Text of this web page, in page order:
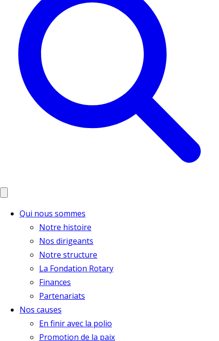
Qui nous sommes
Notre histoire
Nos dirigeants
Notre structure
La Fondation Rotary
Finances
Partenariats
Nos causes
En finir avec la polio
Promotion de la paix